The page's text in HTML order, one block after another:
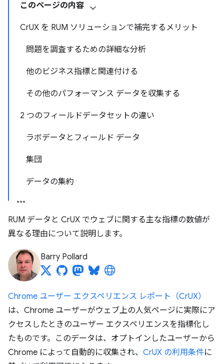
このページの内容
CrUX を RUM ソリューションで補完するメリット
問題を調査するための詳細な分析
他のビジネス指標と関連付ける
その他のパフォーマンス データを収集する
2 つのフィールドデータセットの違い
ラボデータとフィールド データ
集団
データの集約
RUM データと CrUX でウェブに関する主な指標の数値が
異なる理由について説明します。
Barry Pollard
Chrome ユーザー エクスペリエンス レポート（CrUX）
は、Chrome ユーザーがウェブ上の人気ページに実際にア
クセスしたときのユーザー エクスペリエンスを指標化し
たものです。このデータは、オプトインしたユーザーから
Chrome によって自動的に収集され、 CrUX の利用条件に